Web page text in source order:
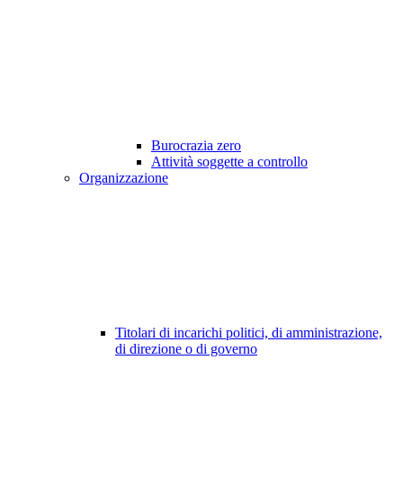
Burocrazia zero
Attività soggette a controllo
Organizzazione
Titolari di incarichi politici, di amministrazione,
di direzione o di governo